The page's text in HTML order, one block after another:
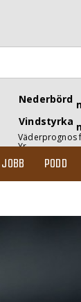
Nederbörd
Vindstyrka
Väderprognos
Yr
JOBB PODD